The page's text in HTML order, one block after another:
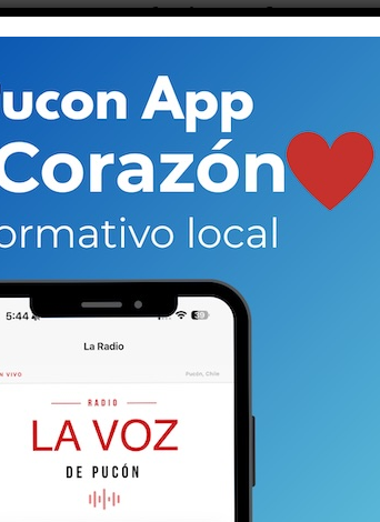
pero eso de ninguna forma
que las ideas debemos
otras ideas. Eso es parte del
ningún indicio de violencia y
Carabineros, violencia contra
e inclusive violencia verbal de mala
más
dos familias emblemáticas
la comuna, siempre explotados
políticos para el avance de sus
vecinos y hermanos resulta necesaria.